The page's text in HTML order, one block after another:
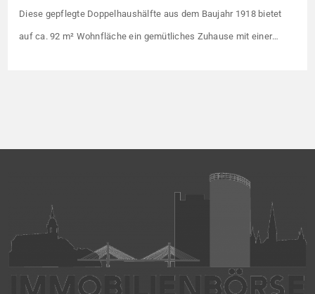
Diese gepflegte Doppelhaushälfte aus dem Baujahr 1918 bietet
auf ca. 92 m² Wohnfläche ein gemütliches Zuhause mit einer